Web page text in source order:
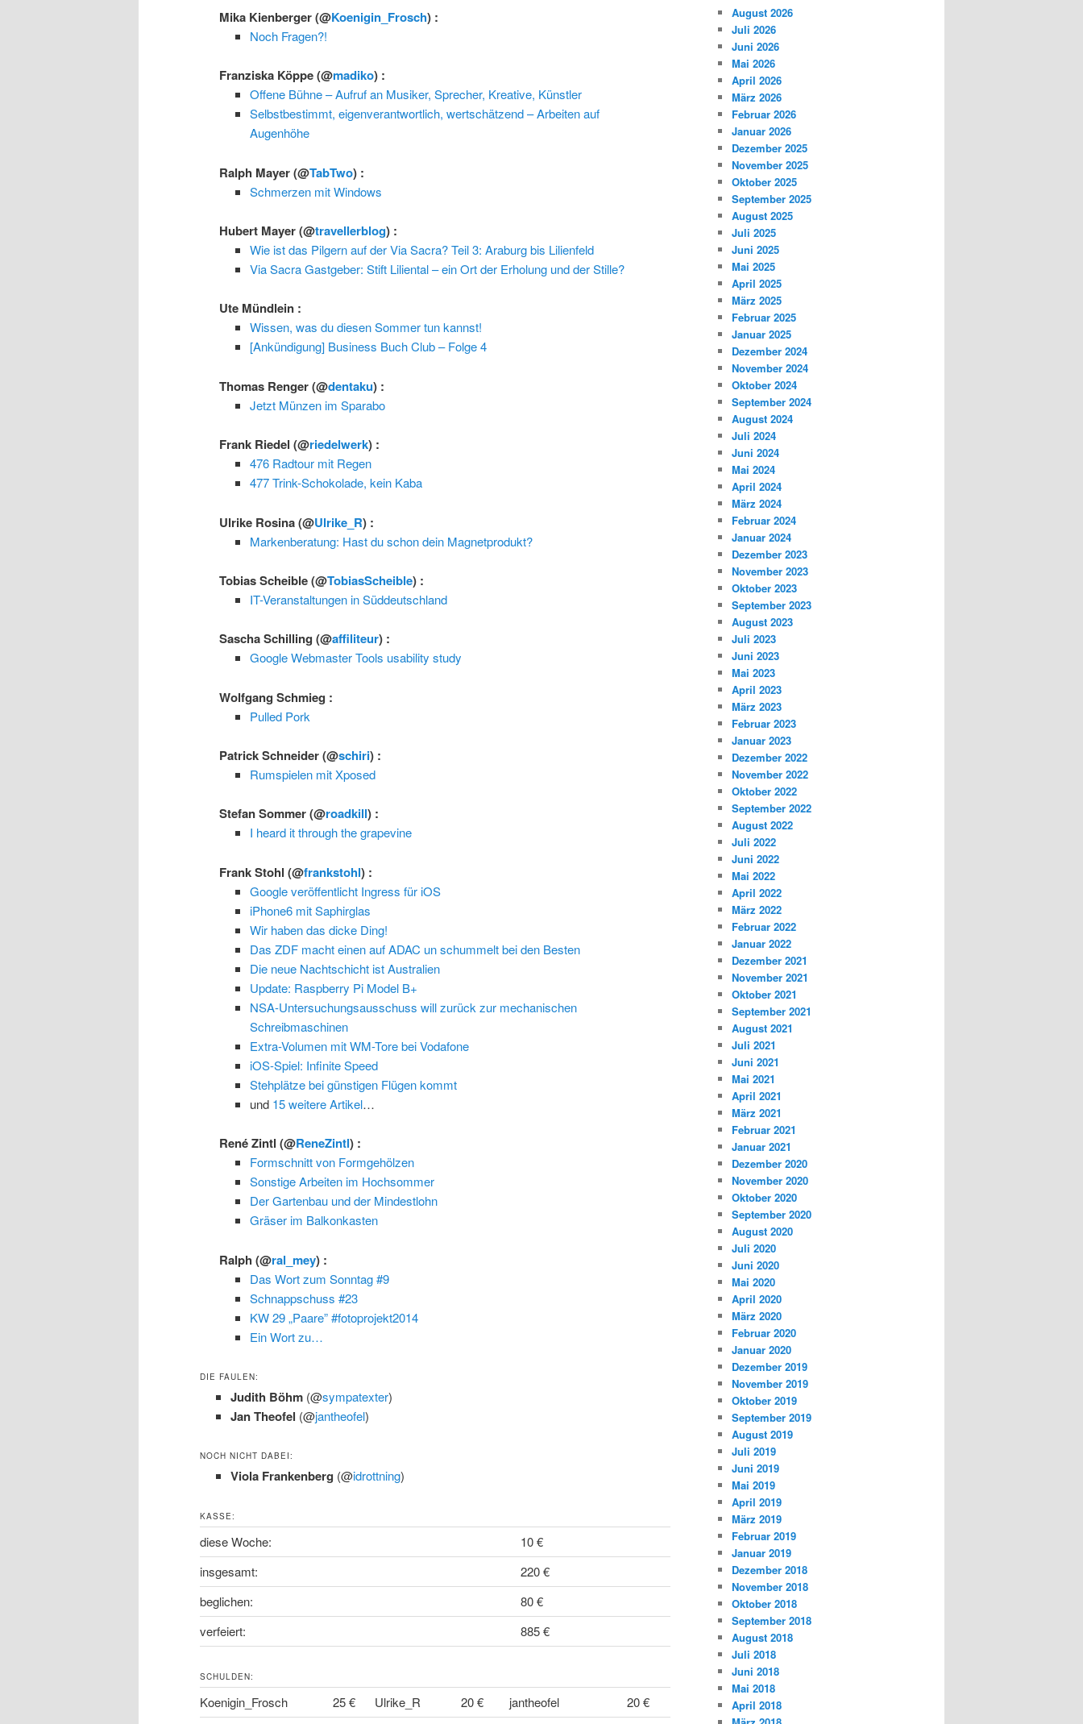
Mika Kienberger(@Koenigin_Frosch) :
Noch Fragen?!
Franziska Köppe(@madiko) :
Offene Bühne – Aufruf an Musiker, Sprecher, Kreative, Künstler
Selbstbestimmt, eigenverantwortlich, wertschätzend – Arbeiten auf
Augenhöhe
Ralph Mayer(@TabTwo) :
Schmerzen mit Windows
Hubert Mayer(@travellerblog) :
Wie ist das Pilgern auf der Via Sacra? Teil 3: Araburg bis Lilienfeld
Via Sacra Gastgeber: Stift Liliental – ein Ort der Erholung und der Stille?
Ute Mündlein :
Wissen, was du diesen Sommer tun kannst!
[Ankündigung] Business Buch Club – Folge 4
Thomas Renger(@dentaku) :
Jetzt Münzen im Sparabo
Frank Riedel(@riedelwerk) :
476 Radtour mit Regen
477 Trink-Schokolade, kein Kaba
Ulrike Rosina(@Ulrike_R) :
Markenberatung: Hast du schon dein Magnetprodukt?
Tobias Scheible(@TobiasScheible) :
IT-Veranstaltungen in Süddeutschland
Sascha Schilling(@affiliteur) :
Google Webmaster Tools usability study
Wolfgang Schmieg :
Pulled Pork
Patrick Schneider(@schiri) :
Rumspielen mit Xposed
Stefan Sommer(@roadkill) :
I heard it through the grapevine
Frank Stohl(@frankstohl) :
Google veröffentlicht Ingress für iOS
iPhone6 mit Saphirglas
Wir haben das dicke Ding!
Das ZDF macht einen auf ADAC un schummelt bei den Besten
Die neue Nachtschicht ist Australien
Update: Raspberry Pi Model B+
NSA-Untersuchungsausschuss will zurück zur mechanischen
Schreibmaschinen
Extra-Volumen mit WM-Tore bei Vodafone
iOS-Spiel: Infinite Speed
Stehplätze bei günstigen Flügen kommt
und 15 weitere Artikel…
René Zintl(@ReneZintl) :
Formschnitt von Formgehölzen
Sonstige Arbeiten im Hochsommer
Der Gartenbau und der Mindestlohn
Gräser im Balkonkasten
Ralph(@ral_mey) :
Das Wort zum Sonntag #9
Schnappschuss #23
KW 29 „Paare” #fotoprojekt2014
Ein Wort zu…
DIE FAULEN:
Judith Böhm (@sympatexter)
Jan Theofel (@jantheofel)
NOCH NICHT DABEI:
Viola Frankenberg (@idrottning)
KASSE:
diese Woche:
10 €
insgesamt:
220 €
beglichen:
80 €
verfeiert:
885 €
SCHULDEN:
Koenigin_Frosch 25 € Ulrike_R 20 € jantheofel
20 €
August 2026
Juli 2026
Juni 2026
Mai 2026
April 2026
März 2026
Februar 2026
Januar 2026
Dezember 2025
November 2025
Oktober 2025
September 2025
August 2025
Juli 2025
Juni 2025
Mai 2025
April 2025
März 2025
Februar 2025
Januar 2025
Dezember 2024
November 2024
Oktober 2024
September 2024
August 2024
Juli 2024
Juni 2024
Mai 2024
April 2024
März 2024
Februar 2024
Januar 2024
Dezember 2023
November 2023
Oktober 2023
September 2023
August 2023
Juli 2023
Juni 2023
Mai 2023
April 2023
März 2023
Februar 2023
Januar 2023
Dezember 2022
November 2022
Oktober 2022
September 2022
August 2022
Juli 2022
Juni 2022
Mai 2022
April 2022
März 2022
Februar 2022
Januar 2022
Dezember 2021
November 2021
Oktober 2021
September 2021
August 2021
Juli 2021
Juni 2021
Mai 2021
April 2021
März 2021
Februar 2021
Januar 2021
Dezember 2020
November 2020
Oktober 2020
September 2020
August 2020
Juli 2020
Juni 2020
Mai 2020
April 2020
März 2020
Februar 2020
Januar 2020
Dezember 2019
November 2019
Oktober 2019
September 2019
August 2019
Juli 2019
Juni 2019
Mai 2019
April 2019
März 2019
Februar 2019
Januar 2019
Dezember 2018
November 2018
Oktober 2018
September 2018
August 2018
Juli 2018
Juni 2018
Mai 2018
April 2018